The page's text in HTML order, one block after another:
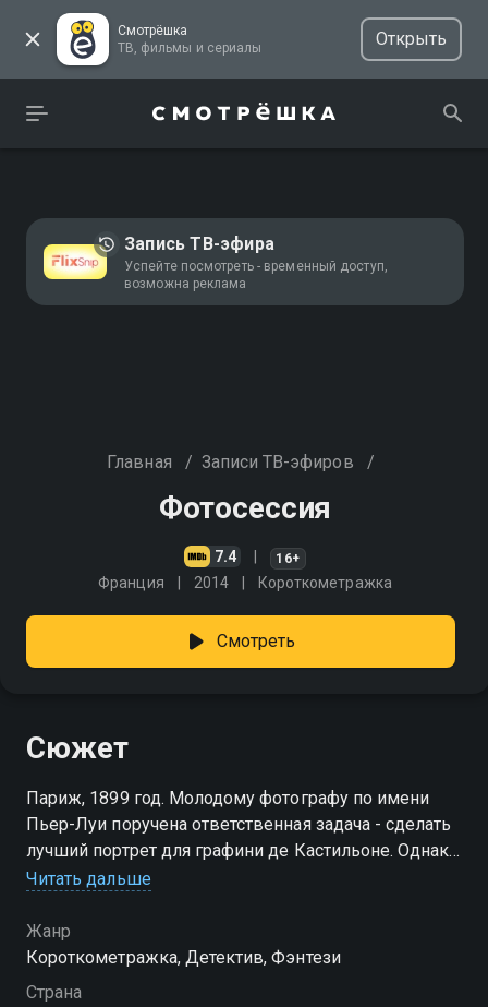
Смотрёшка
ТВ, фильмы и сериалы
Открыть
Запись ТВ-эфира
Успейте посмотреть - временный доступ,
возможна реклама
Главная / Записи ТВ-эфиров /
Фотосессия
7.4 16+
Франция 2014 Короткометражка
Смотреть
Сюжет
Париж, 1899 год. Молодому фотографу по имени
Пьер-Луи поручена ответственная задача - сделать
лучший портрет для графини де Кастильоне. Однако,
мысли фотографа заняты не фотосессией, а самой
Читать дальше
Жанр
Короткометражка, Детектив, Фэнтези
Страна